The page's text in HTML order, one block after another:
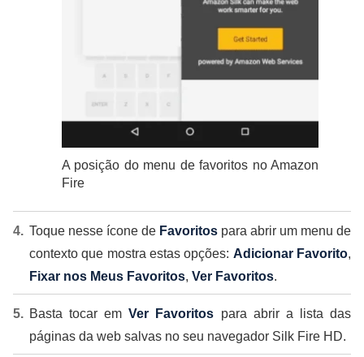
A posição do menu de favoritos no Amazon
Fire
Toque nesse ícone de Favoritos para abrir um menu de
contexto que mostra estas opções: Adicionar Favorito,
Fixar nos Meus Favoritos, Ver Favoritos.
Basta tocar emVer Favoritos para abrir a lista das
páginas da web salvas no seu navegador Silk Fire HD.